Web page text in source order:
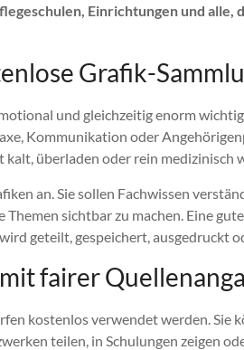
Einrichtungen und alle,
Grafik-
und gleichzeitig enorm
Kommunikation oder
überladen oder rein medizinisch
an. Sie sollen Fachwissen
sichtbar zu machen. Eine
geteilt, gespeichert, ausgedruckt
fairer
kostenlos verwendet werden. Sie
teilen, in Schulungen zeigen